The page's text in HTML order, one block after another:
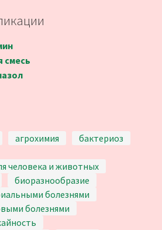
смесь
агрохимия
бактериоз
человека и животных
биоразнообразие
болезнями
болезнями